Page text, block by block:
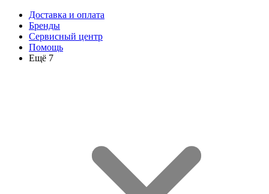
Доставка и оплата
Бренды
Сервисный центр
Помощь
Ещё 7